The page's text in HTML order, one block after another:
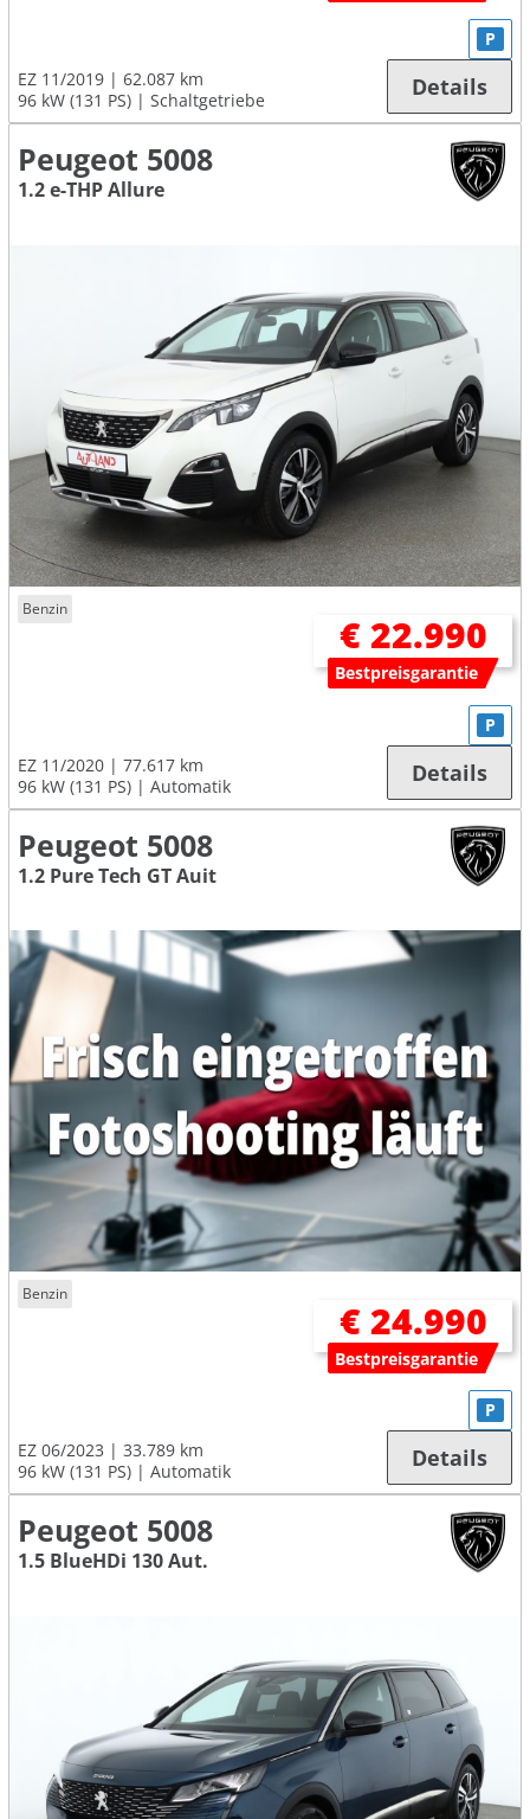
EZ 11/2019
62.087 km
96 kW (131 PS)
Schaltgetriebe
P
Details
Peugeot 5008
1.2 e-THP Allure
Benzin
€ 22.990
Bestpreisgarantie
EZ 11/2020
77.617 km
96 kW (131 PS)
Automatik
P
Details
Peugeot 5008
1.2 Pure Tech GT Auit
Benzin
€ 24.990
Bestpreisgarantie
EZ 06/2023
33.789 km
96 kW (131 PS)
Automatik
P
Details
Peugeot 5008
1.5 BlueHDi 130 Aut.